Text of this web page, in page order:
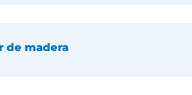
de madera